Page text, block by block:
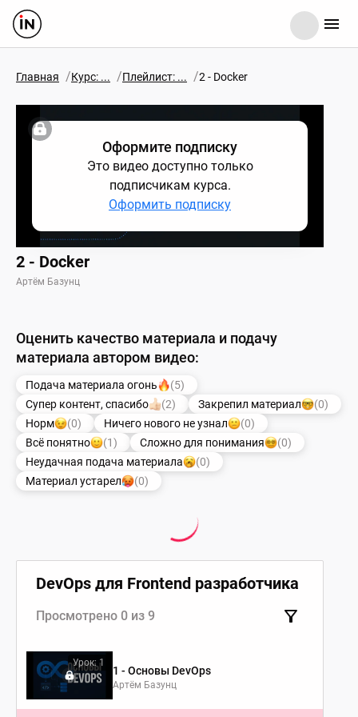
Главная /Курс: ... /Плейлист: ... /2 - Docker
Оформите подписку
Это видео доступно только
подписчикам курса.
Оформить подписку
2 - Docker
Артём Базунц
Оценить качество материала и подачу
материала автором видео:
Подача материала огонь
(5)
Супер контент, спасибо
(2) Закрепил материал
(0)
Норм
(0) Ничего нового не узнал
(0)
Всё понятно
(1) Сложно для понимания
(0)
Неудачная подача материала
(0)
Материал устарел
(0)
DevOps для Frontend разработчика
Просмотрено 0 из 9
Урок: 1
1 - Основы DevOps
Артём Базунц